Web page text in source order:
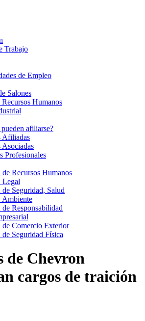
Trabajo
de Empleo
Salones
Humanos
afiliarse?
Afiliadas
Asociadas
Profesionales
Recursos Humanos
Legal
Seguridad, Salud
Ambiente
Responsabilidad
de Comercio Exterior
Seguridad Física
de Chevron
cargos de traición